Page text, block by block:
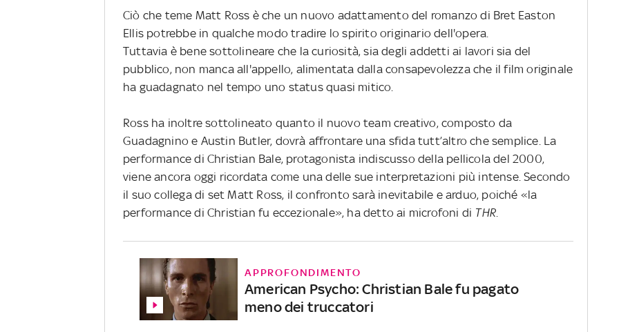
Ciò che teme Matt Ross è che un nuovo adattamento del romanzo di Bret Easton
Ellis potrebbe in qualche modo tradire lo spirito originario dell'opera.
Tuttavia è bene sottolineare che la curiosità, sia degli addetti ai lavori sia del
pubblico, non manca all'appello, alimentata dalla consapevolezza che il film originale
ha guadagnato nel tempo uno status quasi mitico.
Ross ha inoltre sottolineato quanto il nuovo team creativo, composto da
Guadagnino e Austin Butler, dovrà affrontare una sfida tutt’altro che semplice. La
performance di Christian Bale, protagonista indiscusso della pellicola del 2000,
viene ancora oggi ricordata come una delle sue interpretazioni più intense. Secondo
il suo collega di set Matt Ross, il confronto sarà inevitabile e arduo, poiché «la
performance di Christian fu eccezionale», ha detto ai microfoni di THR
APPROFONDIMENTO
American Psycho: Christian Bale fu pagato
meno dei truccatori